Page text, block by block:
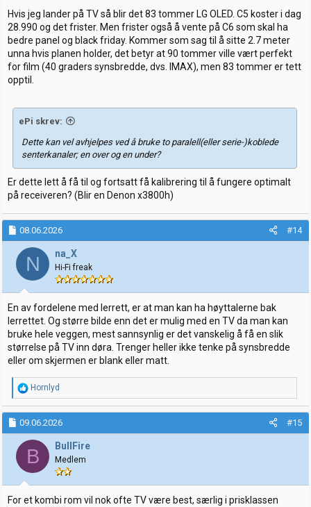
Hvis jeg lander på TV så blir det 83 tommer LG OLED. C5 koster i dag
28.990 og det frister. Men frister også å vente på C6 som skal ha
bedre panel og black friday. Kommer som sag til å sitte 2.7 meter
unna hvis planen holder, det betyr at 90 tommer ville vært perfekt
for film (40 graders synsbredde, dvs. IMAX), men 83 tommer er tett
opptil.
ePi skrev:
Dette kan vel avhjelpes ved å bruke to paralell(eller serie-)koblede
senterkanaler; en over og en under?
Er dette lett å få til og fortsatt få kalibrering til å fungere optimalt
på receiveren? (Blir en Denon x3800h)
08.06.2026 #14
N na_X
Hi-Fi freak
En av fordelene med lerrett, er at man kan ha høyttalerne bak
lerrettet. Og større bilde enn det er mulig med en TV da man kan
bruke hele veggen, mest sannsynlig er det vanskelig å få en slik
størrelse på TV inn døra. Trenger heller ikke tenke på synsbredde
eller om skjermen er blank eller matt.
R
e
a
k
s
j
o
n
e
r
:
Hornlyd
09.06.2026 #15
B BullFire
Medlem
For et kombi rom vil nok ofte TV være best, særlig i prisklassen